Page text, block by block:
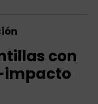
con
impacto